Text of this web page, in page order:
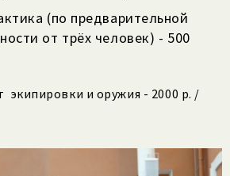
(по предварительной
от трёх человек) - 500
экипировки и оружия - 2000 р. /